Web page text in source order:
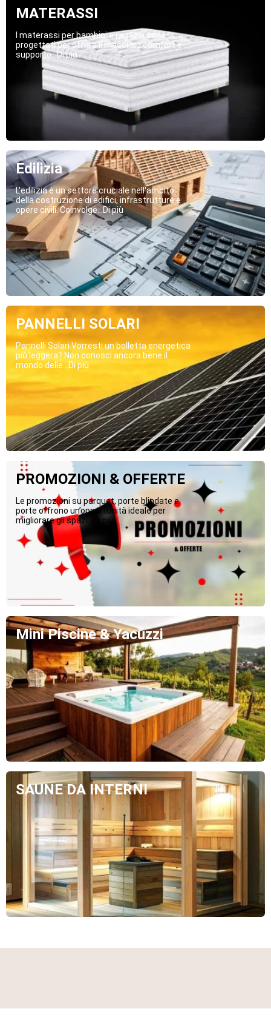
MATERASSI
I materassi per bambini e ragazzi sono
progettati per offrire il massimo comfort e
supporto...Di più
Edilizia
L'edilizia è un settore cruciale nell'ambito
della costruzione di edifici, infrastrutture e
opere civili. Coinvolge...Di più
PANNELLI SOLARI
Pannelli Solari Vorresti un bolletta energetica
più leggera? Non conosci ancora bene il
mondo delle...Di più
PROMOZIONI & OFFERTE
Le promozioni su parquet, porte blindate e
porte offrono un’opportunità ideale per
migliorare gli spazi...Di più
Mini Piscine & Yacuzzi
SAUNE DA INTERNI